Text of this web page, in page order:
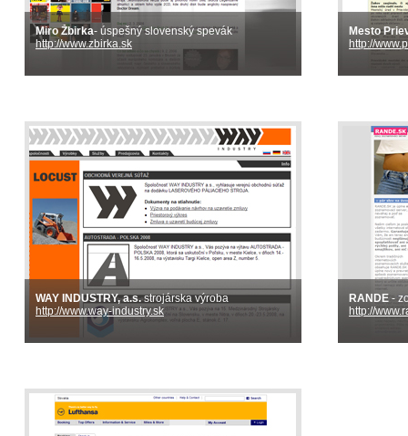
Miro Žbirka- úspešný slovenský spevák
http://www.zbirka.sk
Mesto
http://
WAY INDUSTRY, a.s.strojárska výroba
http://www.way-industry.sk
RANDE -
http://